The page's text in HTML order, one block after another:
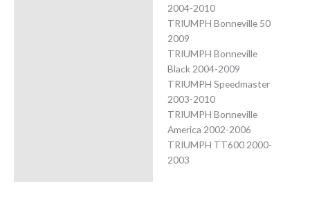
2004-2010
TRIUMPH Bonneville 50
2009
TRIUMPH Bonneville
Black 2004-2009
TRIUMPH Speedmaster
2003-2010
TRIUMPH Bonneville
America 2002-2006
TRIUMPH TT600 2000-
2003